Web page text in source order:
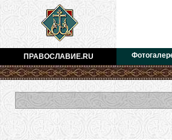
ПРАВОСЛАВИЕ.RU